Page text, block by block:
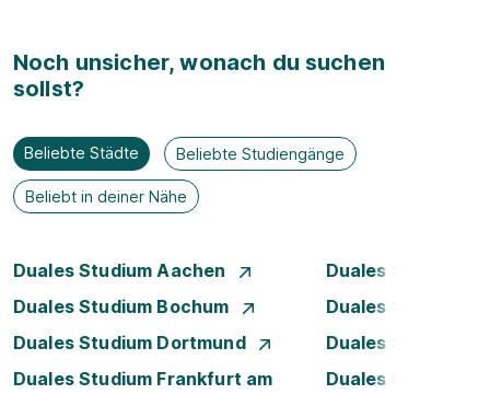
Noch unsicher, wonach du suchen
sollst?
Beliebte Städte Beliebte Studiengänge
Beliebt in deiner Nähe
Duales Studium Aachen
Duales Studium
Duales Studium Bochum
Duales Studium
Duales Studium Dortmund
Duales Studium
Duales Studium Frankfurt am
Duales Studium